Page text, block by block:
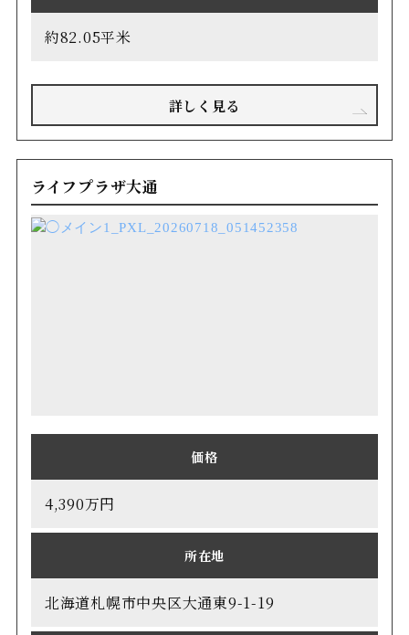
約82.05平米
詳しく見る
ライフプラザ大通
価格
4,390万円
所在地
北海道札幌市中央区大通東9-1-19